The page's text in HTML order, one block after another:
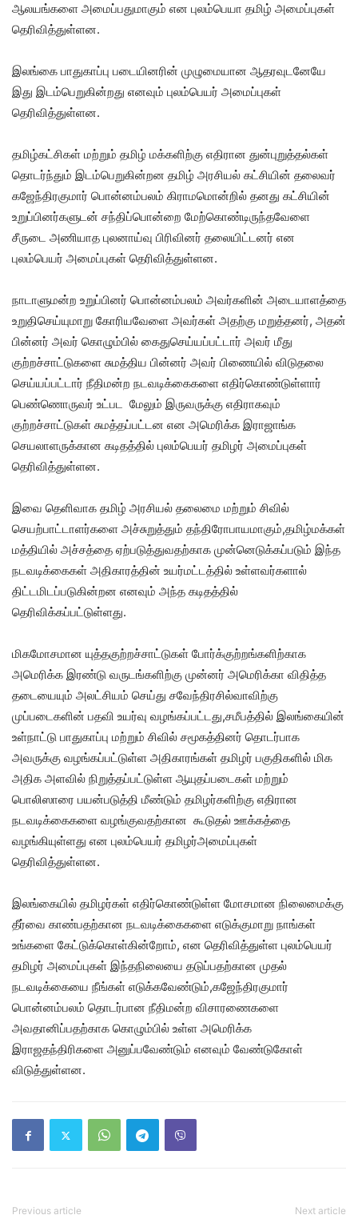
ஆலயங்களை அமைப்பதுமாகும் என புலம்பெயா தமிழ் அமைப்புகள்
தெரிவித்துள்ளன.
இலங்கை பாதுகாப்பு படையினரின் முழுமையான ஆதரவுடனேயே
இது இடம்பெறுகின்றது எனவும் புலம்பெயர் அமைப்புகள்
தெரிவித்துள்ளன.
தமிழ்கட்சிகள் மற்றும் தமிழ் மக்களிற்கு எதிரான துன்புறுத்தல்கள்
தொடர்ந்தும் இடம்பெறுகின்றன தமிழ் அரசியல் கட்சியின் தலைவர்
கஜேந்திரகுமார் பொன்னம்பலம் கிராமமொன்றில் தனது கட்சியின்
உறுப்பினர்களுடன் சந்திப்பொன்றை மேற்கொண்டிருந்தவேளை
சீருடை அணியாத புலனாய்வு பிரிவினர் தலையிட்டனர் என
புலம்பெயர் அமைப்புகள் தெரிவித்துள்ளன.
நாடாளுமன்ற உறுப்பினர் பொன்னம்பலம் அவர்களின் அடையாளத்தை
உறுதிசெய்யுமாறு கோரியவேளை அவர்கள் அதற்கு மறுத்தனர், அதன்
பின்னர் அவர் கொழும்பில் கைதுசெய்யப்பட்டார் அவர் மீது
குற்றச்சாட்டுகளை சுமத்திய பின்னர் அவர் பிணையில் விடுதலை
செய்யப்பட்டார் நீதிமன்ற நடவடிக்கைகளை எதிர்கொண்டுள்ளார்
பெண்ணொருவர் உட்பட மேலும் இருவருக்கு எதிராகவும்
குற்றச்சாட்டுகள் சுமத்தப்பட்டன என அமெரிக்க இராஜாங்க
செயலாளருக்கான கடிதத்தில் புலம்பெயர் தமிழர் அமைப்புகள்
தெரிவித்துள்ளன.
இவை தெளிவாக தமிழ் அரசியல் தலைமை மற்றும் சிவில்
செயற்பாட்டாளர்களை அச்சுறுத்தும் தந்திரோபாயமாகும்,தமிழ்மக்கள்
மத்தியில் அச்சத்தை ஏற்படுத்துவதற்காக முன்னெடுக்கப்படும் இந்த
நடவடிக்கைகள் அதிகாரத்தின் உயர்மட்டத்தில் உள்ளவர்களால்
திட்டமிடப்படுகின்றன எனவும் அந்த கடிதத்தில்
தெரிவிக்கப்பட்டுள்ளது.
மிகமோசமான யுத்தகுற்றச்சாட்டுகள் போர்க்குற்றங்களிற்காக
அமெரிக்க இரண்டு வருடங்களிற்கு முன்னர் அமெரிக்கா விதித்த
தடையையும் அலட்சியம் செய்து சவேந்திரசில்வாவிற்கு
முப்படைகளின் பதவி உயர்வு வழங்கப்பட்டது,சமீபத்தில் இலங்கையின்
உள்நாட்டு பாதுகாப்பு மற்றும் சிவில் சமூகத்தினர் தொடர்பாக
அவருக்கு வழங்கப்பட்டுள்ள அதிகாரங்கள் தமிழர் பகுதிகளில் மிக
அதிக அளவில் நிறுத்தப்பட்டுள்ள ஆயுதப்படைகள் மற்றும்
பொலிஸாரை பயன்படுத்தி மீண்டும் தமிழர்களிற்கு எதிரான
நடவடிக்கைகளை வழங்குவதற்கான கூடுதல் ஊக்கத்தை
வழங்கியுள்ளது என புலம்பெயர் தமிழர்அமைப்புகள்
தெரிவித்துள்ளன.
இலங்கையில் தமிழர்கள் எதிர்கொண்டுள்ள மோசமான நிலைமைக்கு
தீர்வை காண்பதற்கான நடவடிக்கைகளை எடுக்குமாறு நாங்கள்
உங்களை கேட்டுக்கொள்கின்றோம், என தெரிவித்துள்ள புலம்பெயர்
தமிழர் அமைப்புகள் இந்தநிலையை தடுப்பதற்கான முதல்
நடவடிக்கையை நீங்கள் எடுக்கவேண்டும்,கஜேந்திரகுமார்
பொன்னம்பலம் தொடர்பான நீதிமன்ற விசாரணைகளை
அவதானிப்பதற்காக கொழும்பில் உள்ள அமெரிக்க
இராஜதந்திரிகளை அனுப்பவேண்டும் எனவும் வேண்டுகோள்
விடுத்துள்ளன.
Previous article Next article